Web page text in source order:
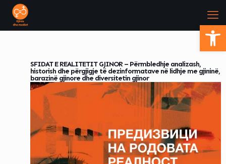
SFIDAT E REALITETIT GJINOR – Përmbledhje analizash,
historish dhe përgjigje të dezinformatave në lidhje me gjininë,
barazinë gjinore dhe diversitetin gjinor